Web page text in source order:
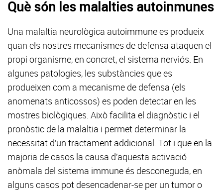
Què són les malalties autoinmunes
Una malaltia neurològica autoimmune es produeix
quan els nostres mecanismes de defensa ataquen el
propi organisme, en concret, el sistema nerviós. En
algunes patologies, les substàncies que es
produeixen com a mecanisme de defensa (els
anomenats anticossos) es poden detectar en les
mostres biològiques. Això facilita el diagnòstic i el
pronòstic de la malaltia i permet determinar la
necessitat d’un tractament addicional. Tot i que en la
majoria de casos la causa d’aquesta activació
anòmala del sistema immune és desconeguda, en
alguns casos pot desencadenar-se per un tumor o